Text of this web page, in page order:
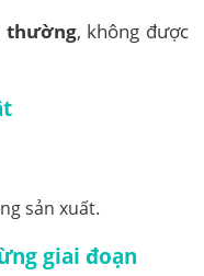
thường, không được
sản xuất.
giai đoạn